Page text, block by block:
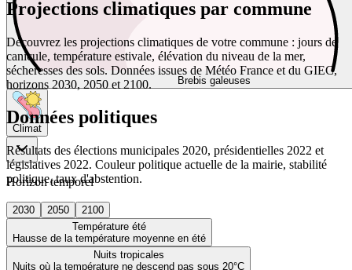
Brebis galeuses
Climat
Horizon temporel
2030 2050
2100
Température été
Hausse de la température moyenne en été
Nuits tropicales
Nuits où la température ne descend pas sous 20°C
Projections climatiques par commune
Découvrez les projections climatiques de votre commune : jours de
canicule, température estivale, élévation du niveau de la mer,
sécheresses des sols. Données issues de Météo France et du GIEC,
horizons 2030, 2050 et 2100.
Données politiques
Résultats des élections municipales 2020, présidentielles 2022 et
législatives 2022. Couleur politique actuelle de la mairie, stabilité
politique, taux d'abstention.